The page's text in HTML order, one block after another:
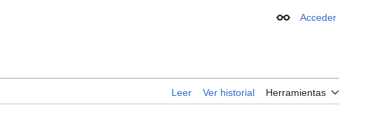
Apariencia
Acceder
Leer Ver historial Herramientas